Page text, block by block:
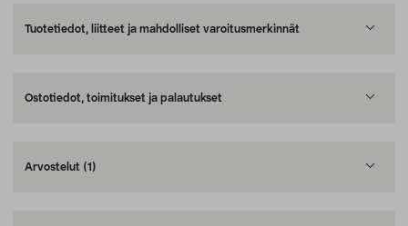
Tuotetiedot, liitteet ja mahdolliset varoitusmerkinnät
Ostotiedot, toimitukset ja palautukset
Arvostelut (1)